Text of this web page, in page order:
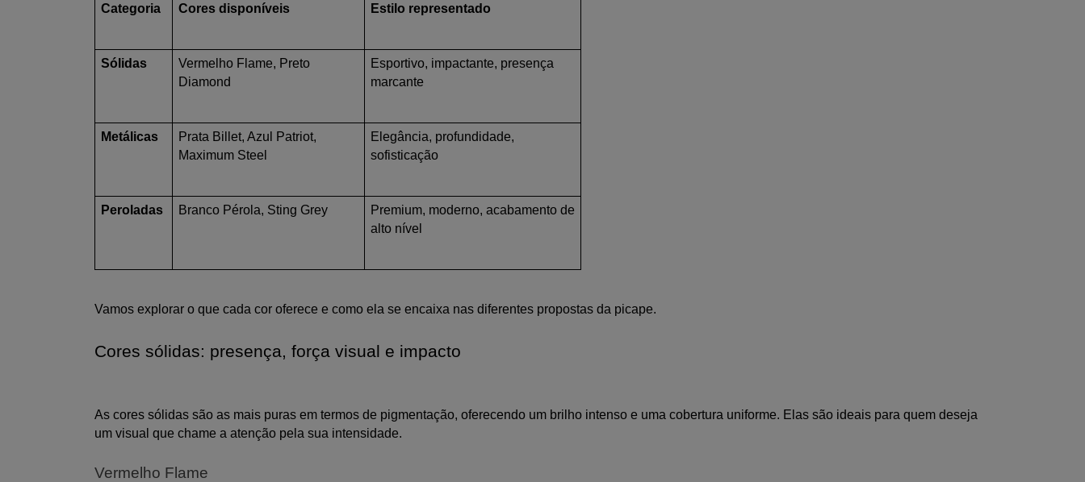
Categoria Cores disponíveis Estilo representado
Sólidas
Vermelho Flame, Preto
Diamond
Esportivo, impactante, presença
marcante
Metálicas
Prata Billet, Azul Patriot,
Maximum Steel
Elegância, profundidade,
sofisticação
Peroladas Branco Pérola, Sting Grey
Premium, moderno, acabamento de
alto nível
Vamos explorar o que cada cor oferece e como ela se encaixa nas diferentes propostas da picape.
Cores sólidas: presença, força visual e impacto
As cores sólidas são as mais puras em termos de pigmentação, oferecendo um brilho intenso e uma cobertura uniforme. Elas são ideais para quem deseja
um visual que chame a atenção pela sua intensidade.
Vermelho Flame